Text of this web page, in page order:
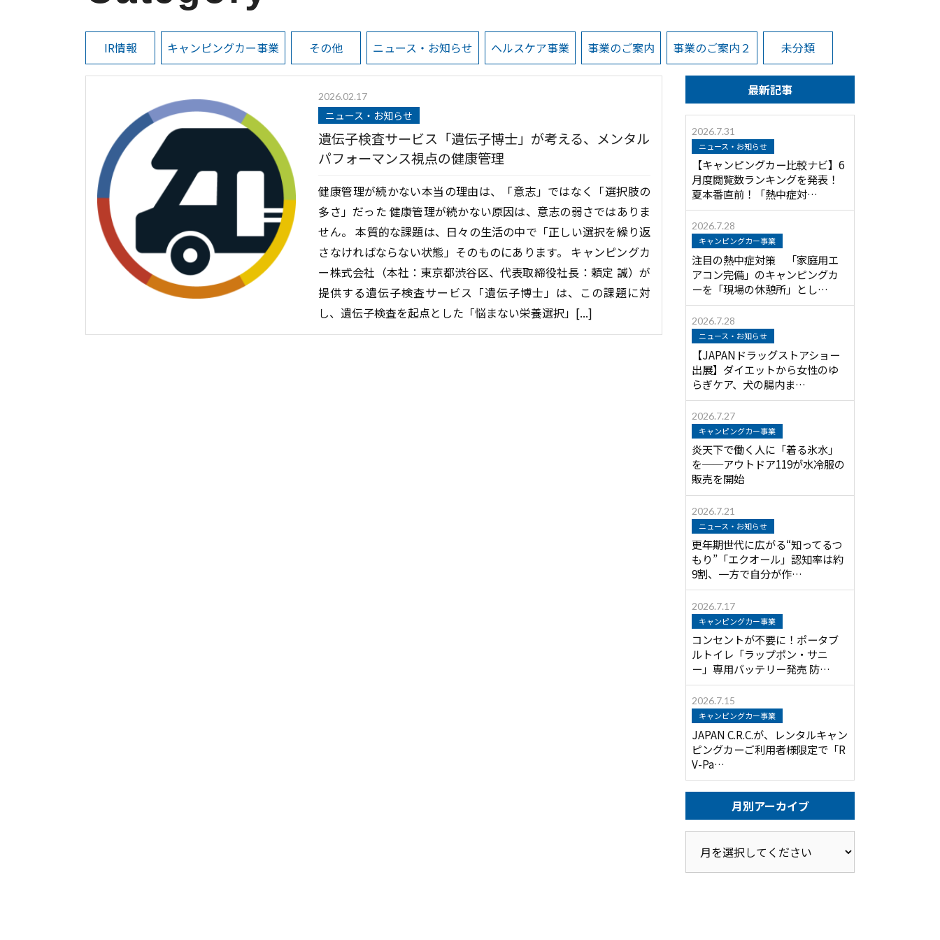
IR情報 キャンピングカー事業 その他 ニュース・お知らせ ヘルスケア事業 事業のご案内 事業のご案内２ 未分類
2026.02.17
ニュース・お知らせ
遺伝子検査サービス「遺伝子博士」が考える、メンタル
パフォーマンス視点の健康管理
健康管理が続かない本当の理由は、「意志」ではなく「選択肢の
多さ」だった 健康管理が続かない原因は、意志の弱さではありま
せん。 本質的な課題は、日々の生活の中で「正しい選択を繰り返
さなければならない状態」そのものにあります。 キャンピングカ
ー株式会社（本社：東京都渋谷区、代表取締役社長：頼定 誠）が
提供する遺伝子検査サービス「遺伝子博士」は、この課題に対
し、遺伝子検査を起点とした「悩まない栄養選択」[...]
最新記事
2026.7.31
ニュース・お知らせ
【キャンピングカー比較ナビ】6
月度閲覧数ランキングを発表！
夏本番直前！「熱中症対…
2026.7.28
キャンピングカー事業
注目の熱中症対策 「家庭用エ
アコン完備」のキャンピングカ
ーを「現場の休憩所」とし…
2026.7.28
ニュース・お知らせ
【JAPANドラッグストアショー
出展】ダイエットから女性のゆ
らぎケア、犬の腸内ま…
2026.7.27
キャンピングカー事業
炎天下で働く人に「着る氷水」
を──アウトドア119が水冷服の
販売を開始
2026.7.21
ニュース・お知らせ
更年期世代に広がる“知ってるつ
もり”「エクオール」認知率は約
9割、一方で自分が作…
2026.7.17
キャンピングカー事業
コンセントが不要に！ポータブ
ルトイレ「ラップポン・サニ
ー」専用バッテリー発売 防…
2026.7.15
キャンピングカー事業
JAPAN C.R.C.が、レンタルキャン
ピングカーご利用者様限定で「R
V-Pa…
月別アーカイブ